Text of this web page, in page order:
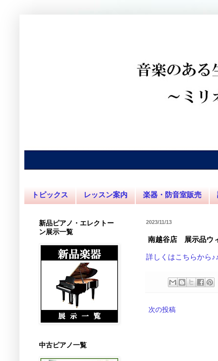
トピックス レッスン案内 楽器・防音室販売
2023/11/13
南越谷店 展示品ウ
詳しくはこちらから
次の投稿
新品ピアノ・エレクトー
ン展示一覧
中古ピアノ一覧